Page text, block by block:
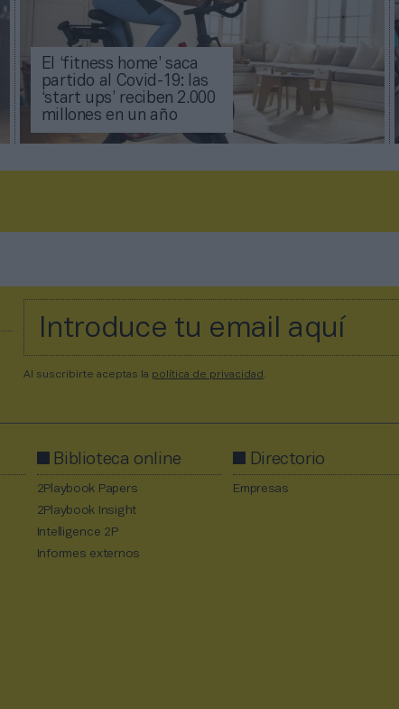
El ‘fitness home’ saca
partido al Covid-19: las
‘start ups’ reciben 2.000
millones en un año
Al suscribirte aceptas la política de privacidad
Biblioteca online
2Playbook Papers
2Playbook Insight
Intelligence 2P
Informes externos
Directorio
Empresas